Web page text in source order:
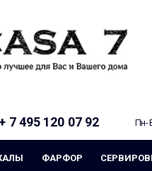
+ 7 495 120 07 92 Пн-
ФАРФОР